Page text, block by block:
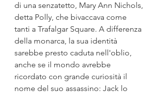
di una senzatetto, Mary Ann Nichols,
detta Polly, che bivaccava come
tanti a Trafalgar Square. A differenza
della monarca, la sua identità
sarebbe presto caduta nell'oblio,
anche se il mondo avrebbe
ricordato con grande curiosità il
nome del suo assassino: Jack lo